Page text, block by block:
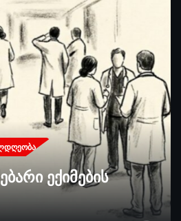
ექიმების